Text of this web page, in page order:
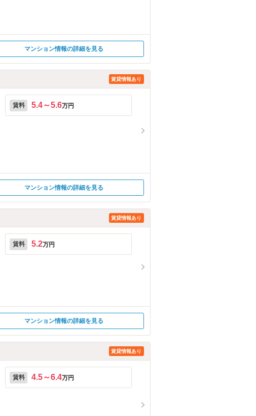
マンション情報の詳細を見る
賃貸情報あり
賃料 5.4～5.6万円
マンション情報の詳細を見る
賃貸情報あり
賃料 5.2万円
マンション情報の詳細を見る
賃貸情報あり
賃料 4.5～6.4万円